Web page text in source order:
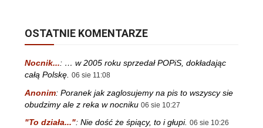
OSTATNIE KOMENTARZE
Nocnik...: … w 2005 roku sprzedał POPiS, dokładając
całą Polskę. 06 sie 11:08
Anonim: Poranek jak zaglosujemy na pis to wszyscy sie
obudzimy ale z reka w nocniku 06 sie 10:27
"To działa...": Nie dość że śpiący, to i głupi. 06 sie 10:26